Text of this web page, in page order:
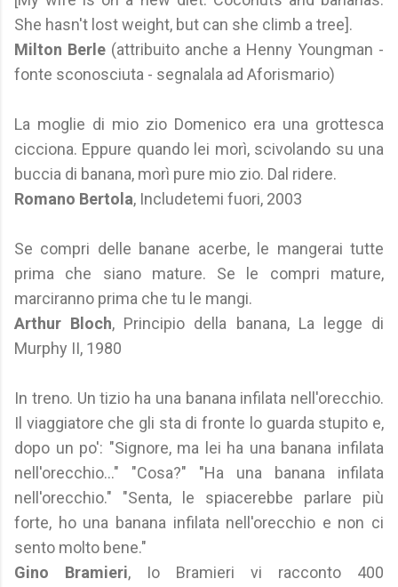
She hasn't lost weight, but can she climb a tree].
Milton Berle(attribuito anche a Henny Youngman -
fonte sconosciuta - segnalala ad Aforismario)
La moglie di mio zio Domenico era una grottesca
cicciona. Eppure quando lei morì, scivolando su una
buccia di banana, morì pure mio zio. Dal ridere.
Romano Bertola, Includetemi fuori, 2003
Se compri delle banane acerbe, le mangerai tutte
prima che siano mature. Se le compri mature,
marciranno prima che tu le mangi.
Arthur Bloch, Principio della banana, La legge di
Murphy II, 1980
In treno. Un tizio ha una banana infilata nell'orecchio.
Il viaggiatore che gli sta di fronte lo guarda stupito e,
dopo un po': "Signore, ma lei ha una banana infilata
nell'orecchio..." "Cosa?" "Ha una banana infilata
nell'orecchio." "Senta, le spiacerebbe parlare più
forte, ho una banana infilata nell'orecchio e non ci
sento molto bene."
Gino Bramieri, Io Bramieri vi racconto 400